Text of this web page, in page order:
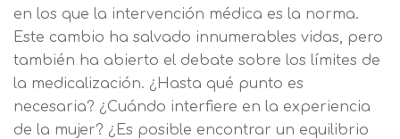
en los que la intervención médica es la norma.
Este cambio ha salvado innumerables vidas, pero
también ha abierto el debate sobre los límites de
la medicalización. ¿Hasta qué punto es
necesaria? ¿Cuándo interfiere en la experiencia
de la mujer? ¿Es posible encontrar un equilibrio